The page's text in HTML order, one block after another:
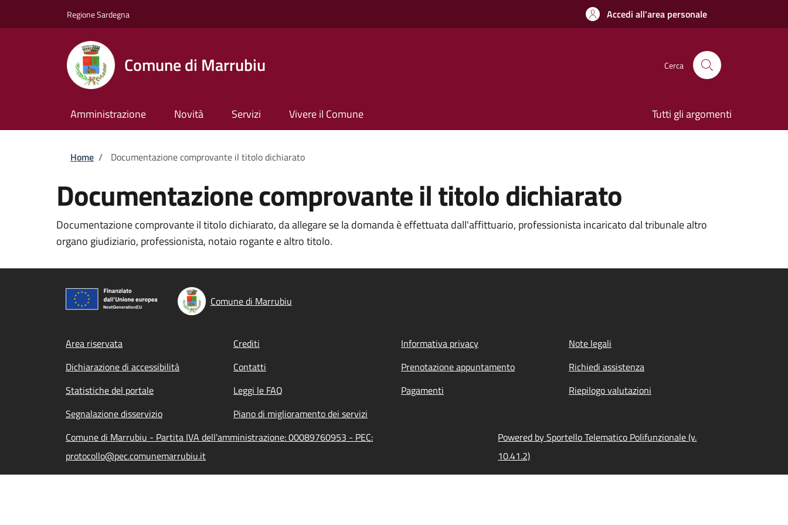
Regione Sardegna Accedi all'area personale
Comune di Marrubiu Cerca
Amministrazione Novità Servizi Vivere il Comune Tutti gli argomenti
Briciole di pane
Home / Documentazione comprovante il titolo dichiarato
Documentazione comprovante il titolo dichiarato
Documentazione comprovante il titolo dichiarato, da allegare se la domanda è effettuata dall'affittuario, professionista incaricato dal tribunale altro
organo giudiziario, professionista, notaio rogante e altro titolo.
Comune di Marrubiu
Footer menu
Area riservata Crediti Informativa privacy
Note legali
Dichiarazione di accessibilità
Contatti Prenotazione appuntamento
Richiedi assistenza
Statistiche del portale
Leggi le FAQ Pagamenti
Riepilogo valutazioni
Segnalazione disservizio
Piano di miglioramento dei servizi
Comune di Marrubiu - Partita IVA dell'amministrazione: 00089760953 - PEC:
protocollo@pec.comunemarrubiu.it
Powered by Sportello Telematico Polifunzionale (v.
10.41.2)